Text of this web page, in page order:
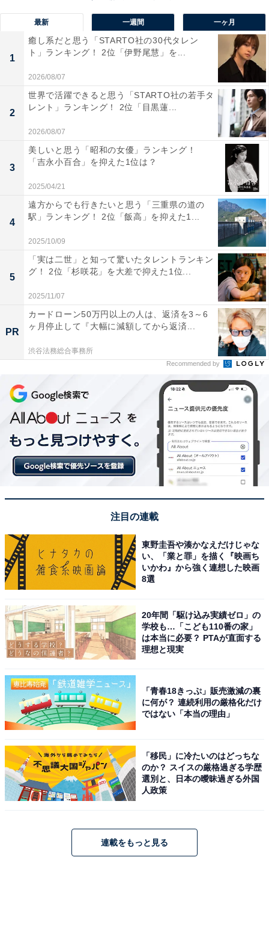
View this post on Instagram
A post shared by Snow Man (@snowman.official.9)
1位にランクインしたのは、Snow Manの目黒蓮さんで
す。2020年にCDデビュー後、アイドルのみならず俳優
やモデルとしても精力的に活動しています。
7月スタートのドラマ『海のはじまり』（フジテレビ
系）では、待望の月9初出演。初の父親役に挑戦しま
この記事の筆者：くま なかこ プロフィール
編集プロダクション出身のフリーランスエディター。編
集・執筆・校閲・SNS運用担当として月間120本以上の
コンテンツ制作に携わっています。得意なジャンルはラ
イフスタイル・金融・育児・エンタメ関連。
10位までの全ランキング結果を見
る
こちらもおすすめ
2024年に活躍しそうな「旧ジャニーズ事務所所
属のグループ」ランキング！ 2位「なにわ男
最新 一週間 一ヶ月
1
癒し系だと思う「STARTO社の30代タレン
ト」ランキング！ 2位「伊野尾慧」を...
2026/08/07
2
世界で活躍できると思う「STARTO社の若手タ
レント」ランキング！ 2位「目黒蓮...
2026/08/07
3
美しいと思う「昭和の女優」ランキング！
「吉永小百合」を抑えた1位は？
2025/04/21
4
遠方からでも行きたいと思う「三重県の道の
駅」ランキング！ 2位「飯高」を抑えた1...
2025/10/09
5
「実は二世」と知って驚いたタレントランキン
グ！ 2位「杉咲花」を大差で抑えた1位...
2025/11/07
PR
カードローン50万円以上の人は、返済を3～6
ヶ月停止して『大幅に減額してから返済...
渋谷法務総合事務所
Recommended by
注目の連載
東野圭吾や湊かなえだけじゃな
い、「業と罪」を描く『映画ち
いかわ』から強く連想した映画
8選
20年間「駆け込み実績ゼロ」の
学校も…「こども110番の家」
は本当に必要？ PTAが直面する
理想と現実
「青春18きっぷ」販売激減の裏
に何が？ 連続利用の厳格化だけ
ではない「本当の理由」
「移民」に冷たいのはどっちな
のか？ スイスの厳格過ぎる学歴
選別と、日本の曖昧過ぎる外国
人政策
連載をもっと見る